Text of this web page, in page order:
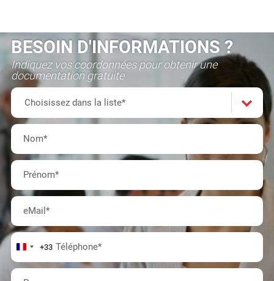
BESOIN D'INFORMATIONS ?
Indiquez vos coordonnées pour obtenir une
documentation gratuite
Formation(s)
Choisissez
dans
la
liste*
Choisissez dans la liste*
Nom*
Prénom*
eMail*
Téléphone*
+33